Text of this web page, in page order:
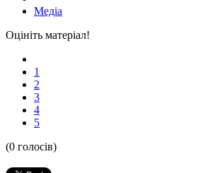
Медіа
Оцініть матеріал!
1
2
3
4
5
(0 голосів)